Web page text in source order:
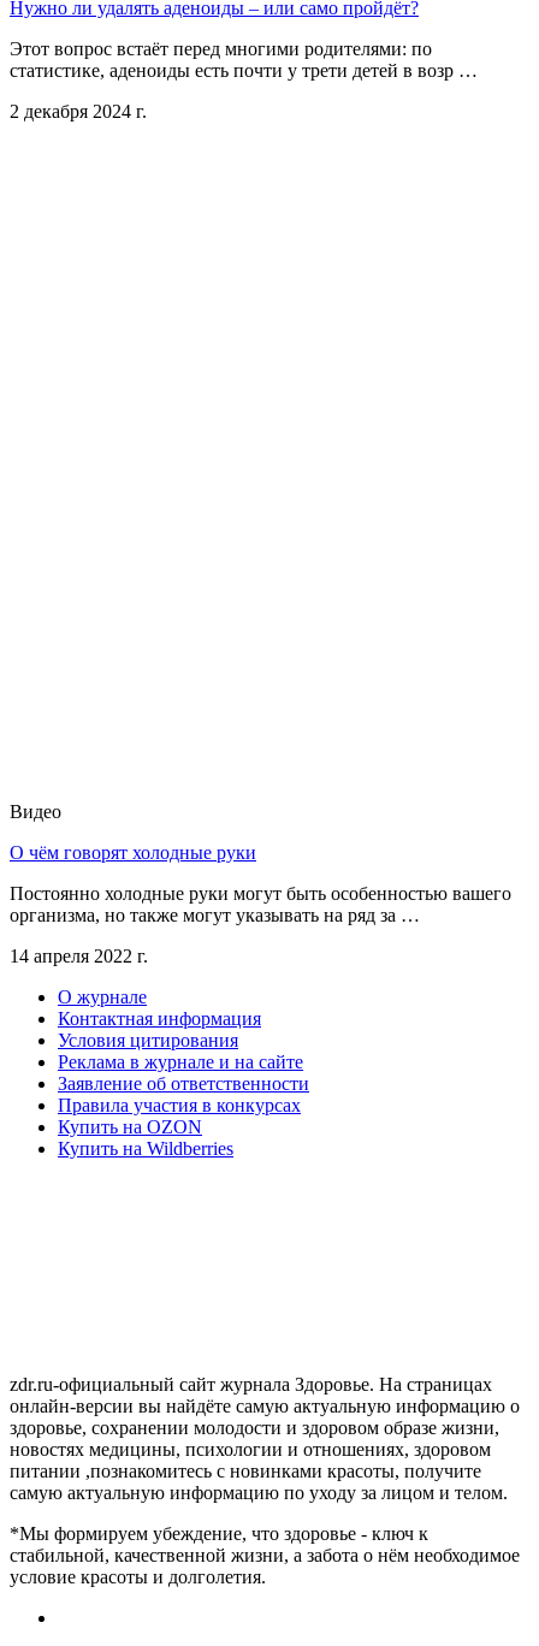
Нужно ли удалять аденоиды – или само пройдёт?
Этот вопрос встаёт перед многими родителями: по
статистике, аденоиды есть почти у трети детей в возр …
2 декабря 2024 г.
Видео
О чём говорят холодные руки
Постоянно холодные руки могут быть особенностью вашего
организма, но также могут указывать на ряд за …
14 апреля 2022 г.
О журнале
Контактная информация
Условия цитирования
Реклама в журнале и на сайте
Заявление об ответственности
Правила участия в конкурсах
Купить на OZON
Купить на Wildberries
zdr.ru-официальный сайт журнала Здоровье. На страницах
онлайн-версии вы найдёте самую актуальную информацию о
здоровье, сохранении молодости и здоровом образе жизни,
новостях медицины, психологии и отношениях, здоровом
питании ,познакомитесь с новинками красоты, получите
самую актуальную информацию по уходу за лицом и телом.
*Мы формируем убеждение, что здоровье - ключ к
стабильной, качественной жизни, а забота о нём необходимое
условие красоты и долголетия.